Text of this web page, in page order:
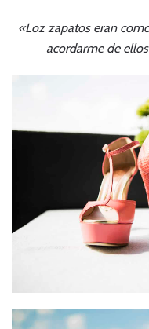
«Loz zapatos eran
acordarme de